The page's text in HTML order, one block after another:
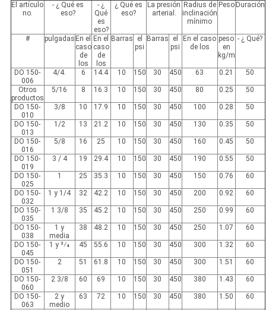
El artículo
no.
- ¿ Qué es
eso?
- ¿
Qué
es
eso?
¿ Qué es
eso?
La presión
arterial.
Radius de
inclinación
mínimo
Peso Duración
# pulgadas En el
caso
de
los
En el
caso
de
los
Barras
el
psi
Barras
el
psi
En el caso
de los
peso
en
kg/m
- ¿ Qué?
DO 150-
006
4/4. 6 14.4 10 150 30 450 63 0.21 50
Otros
productos
5/16 8 16.3 10 150 30 450 80 0.25 50
DO 150-
010
3/8 10 17.9 10 150 30 450 100 0.28 50
DO 150-
013
1/2 13 21.2 10 150 30 450 130 0.35 50
DO 150-
016
5/8 16 25 10 150 30 450 160 0.45 50
DO 150-
019
3 / 4 19 29.4 10 150 30 450 190 0.55 50
DO 150-
025
1 25 35.3 10 150 30 450 150 0.76 60
DO 150-
032
1 y 1/4 32 42.2 10 150 30 450 200 0.92 60
DO 150-
035
1 3/8 35 45.2 10 150 30 450 250 0.99 60
DO 150-
038
1 y
media
38 48.2 10 150 30 450 250 1.07 60
DO 150-
045
1 y 3⁄4 45 55.6 10 150 30 450 300 1.32 60
DO 150-
051
2 51 61.8 10 150 30 450 300 1.51 60
DO 150-
060
2 3/8 60 69 10 150 30 450 380 1.43 60
DO 150-
063
2 y
medio
63 72 10 150 30 450 380 1.50 60